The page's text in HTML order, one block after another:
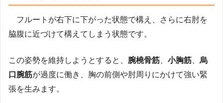
フルートが右下に下がった状態で構え、さらに右肘を
脇腹に近づけて構えてしまう状態です。
この姿勢を維持しようとすると、 腕橈骨筋 小胸筋
烏
口腕筋が過度に働き、胸の前側や肘周りにかけて強い緊
張を生みます。